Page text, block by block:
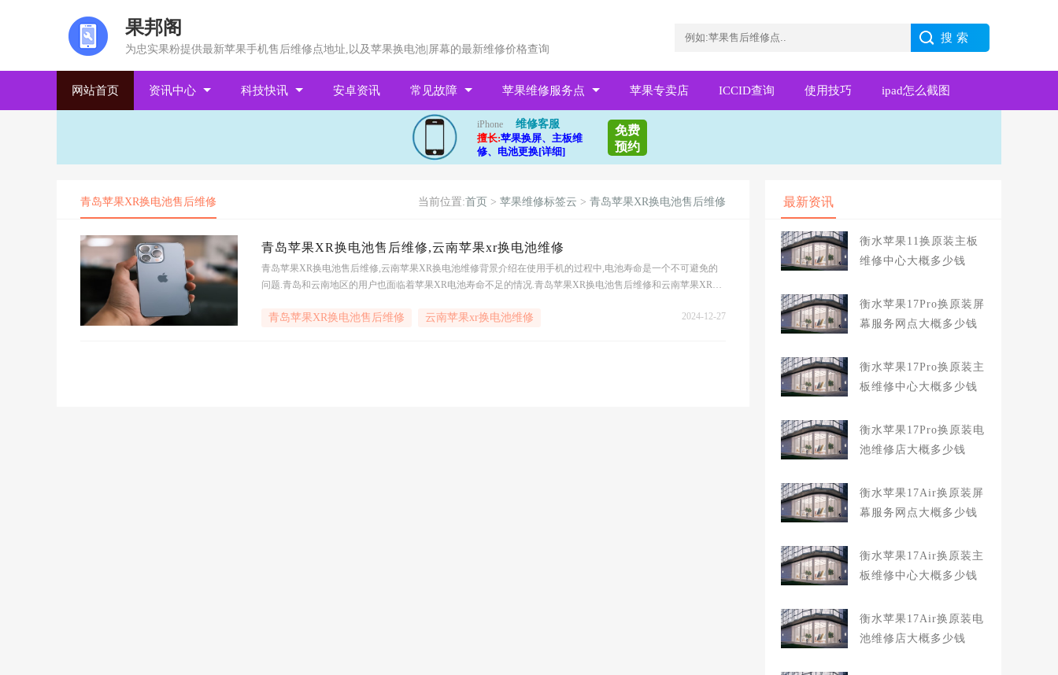
果邦阁
为忠实果粉提供最新苹果手机售后维修点地址,以及苹果换电池|屏幕的最新维修价格查询
网站首页 资讯中心 科技快讯 安卓资讯 常见故障 苹果维修服务点 苹果专卖店 ICCID查询 使用技巧 ipad怎么截图
iPhone
维修客服
擅长:苹果换屏、主板维
修、电池更换[详细]
免费
预约
青岛苹果XR换电池售后维修 当前位置:首页 > 苹果维修标签云 > 青岛苹果XR换电池售后维修
青岛苹果XR换电池售后维修,云南苹果xr换电池维修
青岛苹果XR换电池售后维修,云南苹果XR换电池维修背景介绍在使用手机的过程中,电池寿命是一个不可避免的
问题.青岛和云南地区的用户也面临着苹果XR电池寿命不足的情况.青岛苹果XR换电池售后维修和云南苹果XR换
电池检测、电池健康诊断等.用户可以根据自身需求选择
青岛苹果XR换电池售后维修 云南苹果xr换电池维修 2024-12-27
最新资讯
衡水苹果11换原装主板
维修中心大概多少钱
衡水苹果17Pro换原装屏
幕服务网点大概多少钱
衡水苹果17Pro换原装主
板维修中心大概多少钱
衡水苹果17Pro换原装电
池维修店大概多少钱
衡水苹果17Air换原装屏
幕服务网点大概多少钱
衡水苹果17Air换原装主
板维修中心大概多少钱
衡水苹果17Air换原装电
池维修店大概多少钱